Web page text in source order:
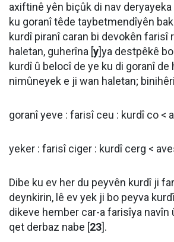
axiftinê yên biçûk di nav
ku goranî têde taybetmendîyên
kurdî piranî caran bi devokên farisî
haletan, guherîna [y]ya destpêkê
kurdî û belocî de ye ku di goranî de
nimûneyek e ji wan haletan;
goranî yeve : farisî ceu : kurdî co <
yeker : farisî ciger : kurdî cerg <
Dibe ku ev her du peyvên kurdî ji
deynkirin, lê ev yek ji bo peyva
dikeve hember car-a farisîya navîn
qet derbaz nabe [23].